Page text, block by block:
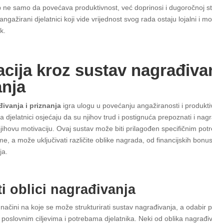
ne samo da povećava produktivnost, već doprinosi i dugoročnoj
djelatnici koji vide vrijednost svog rada ostaju lojalni i
kroz sustav
i priznanja igra ulogu u povećanju angažiranosti i
djelatnici osjećaju da su njihov trud i postignuća prepoznati i
motivaciju. Ovaj sustav može biti prilagođen specifičnim
a može uključivati različite oblike nagrada, od financijskih
oblici nagrađivanja
na koje se može strukturirati sustav nagrađivanja, a odabir
ciljevima i potrebama djelatnika. Neki od oblika